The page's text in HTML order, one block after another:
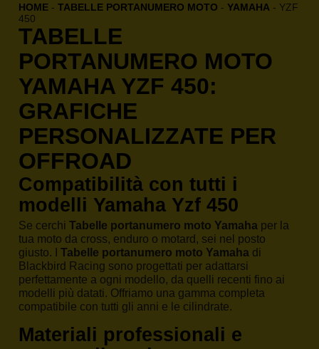
HOME -TABELLE PORTANUMERO MOTO -YAMAHA - YZF
450
TABELLE
PORTANUMERO MOTO
YAMAHA YZF 450:
GRAFICHE
PERSONALIZZATE PER
OFFROAD
Compatibilità con tutti i
modelli Yamaha Yzf 450
Se cerchiTabelle portanumero moto Yamaha per la
tua moto da cross, enduro o motard, sei nel posto
giusto. ITabelle portanumero moto Yamaha di
Blackbird Racing sono progettati per adattarsi
perfettamente a ogni modello, da quelli recenti fino ai
modelli più datati. Offriamo una gamma completa
compatibile con tutti gli anni e le cilindrate.
Materiali professionali e